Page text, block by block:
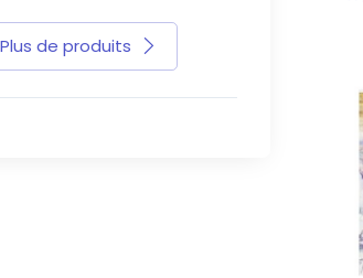
Plus de produits